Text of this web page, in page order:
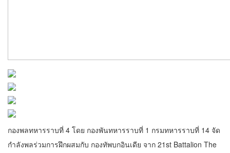
กองพลทหารราบที่ 4 โดย กองพันทหารราบที่ 1 กรมทหารราบที่ 14 จัด
กำลังพลร่วมการฝึกผสมกับ กองทัพบกอินเดีย จาก 21st Battalion The